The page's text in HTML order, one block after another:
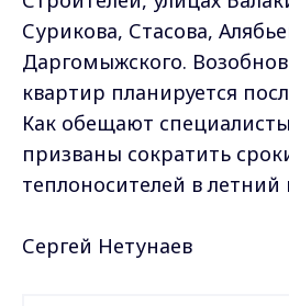
Сурикова, Стасова,
Даргомыжского.
квартир планируется
Как обещают
призваны сократить
теплоносителей в летний
Сергей Нетунаев